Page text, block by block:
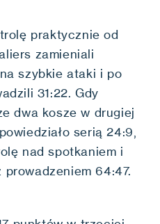
praktycznie od
zamieniali
szybkie ataki i po
31:22. Gdy
dwa kosze w drugiej
serią 24:9,
nad spotkaniem i
64:47.